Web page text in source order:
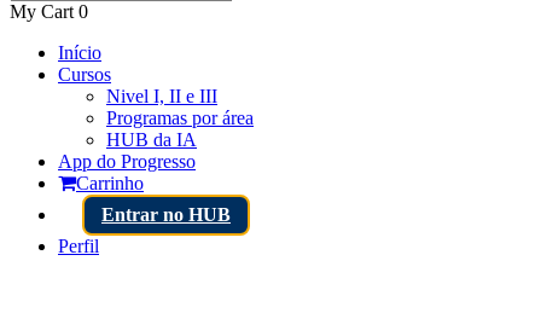
My Cart 0
Início
Cursos
Nivel I, II e III
Programas por área
HUB da IA
App do Progresso
Carrinho
Entrar no HUB
Perfil